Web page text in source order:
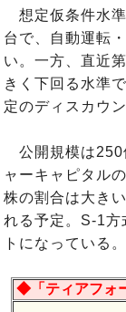
想定仮条件水
台で、自動運転
い。一方、直近
きく下回る水準
定のディスカウ
公開規模は250
ャーキャピタル
株の割合は大き
れる予定。S-1方
トになっている。
◆「ティアフォ